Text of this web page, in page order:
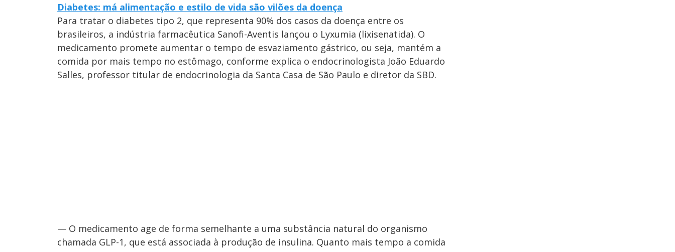
Diabetes: má alimentação e estilo de vida são vilões da doença
Para tratar o diabetes tipo 2, que representa 90% dos casos da doença entre os
brasileiros, a indústria farmacêutica Sanofi-Aventis lançou o Lyxumia (lixisenatida). O
medicamento promete aumentar o tempo de esvaziamento gástrico, ou seja, mantém a
comida por mais tempo no estômago, conforme explica o endocrinologista João Eduardo
Salles, professor titular de endocrinologia da Santa Casa de São Paulo e diretor da SBD.
— O medicamento age de forma semelhante a uma substância natural do organismo
chamada GLP-1, que está associada à produção de insulina. Quanto mais tempo a comida